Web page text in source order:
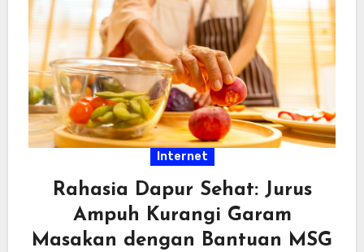
Internet
Rahasia Dapur Sehat: Jurus
Ampuh Kurangi Garam
Masakan dengan Bantuan MSG